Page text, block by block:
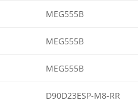
MEG555B
MEG555B
MEG555B
D90D23ESP-M8-RR